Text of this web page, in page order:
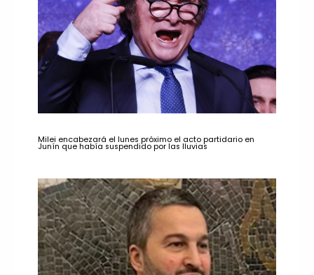
Milei encabezará el lunes próximo el acto partidario en
Junín que había suspendido por las lluvias